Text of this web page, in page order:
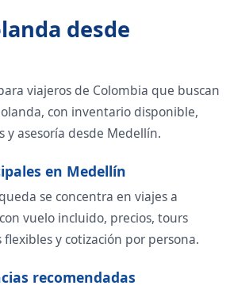
desde
viajeros de Colombia que buscan
con inventario disponible,
y asesoría desde Medellín.
en Medellín
se concentra en viajes a
vuelo incluido, precios, tours
y cotización por persona.
recomendadas